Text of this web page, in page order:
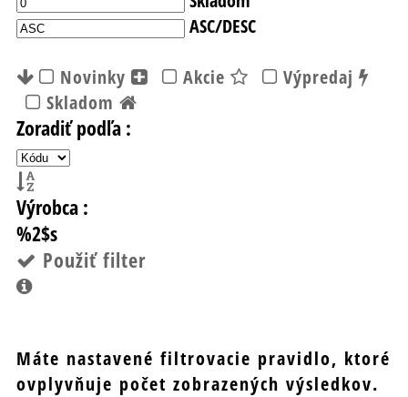
ASC/DESC
Novinky
Akcie
Výpredaj
Skladom
Zoradiť podľa :
Výrobca :
%2$s
Použiť filter
Máte nastavené filtrovacie pravidlo, ktoré
ovplyvňuje počet zobrazených výsledkov.